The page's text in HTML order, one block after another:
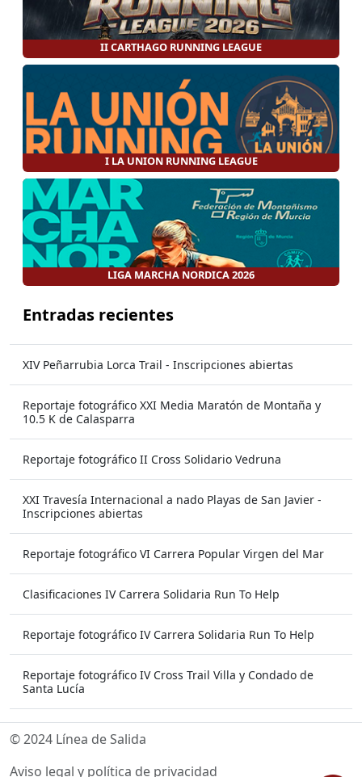
II CARTHAGO RUNNING LEAGUE
I LA UNION RUNNING LEAGUE
LIGA MARCHA NORDICA 2026
Entradas recientes
XIV Peñarrubia Lorca Trail - Inscripciones abiertas
Reportaje fotográfico XXI Media Maratón de Montaña y
10.5 K de Calasparra
Reportaje fotográfico II Cross Solidario Vedruna
XXI Travesía Internacional a nado Playas de San Javier -
Inscripciones abiertas
Reportaje fotográfico VI Carrera Popular Virgen del Mar
Clasificaciones IV Carrera Solidaria Run To Help
Reportaje fotográfico IV Carrera Solidaria Run To Help
Reportaje fotográfico IV Cross Trail Villa y Condado de
Santa Lucía
© 2024 Línea de Salida
Aviso legal y política de privacidad